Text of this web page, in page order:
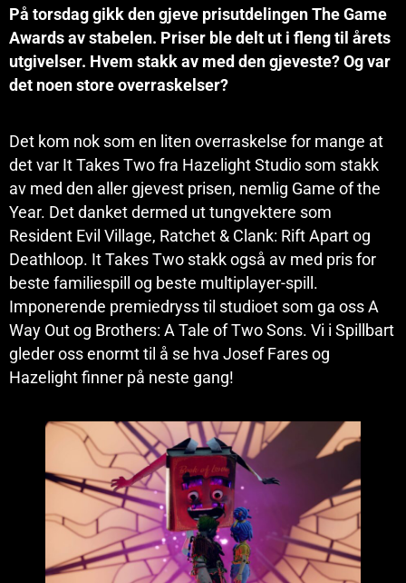
På torsdag gikk den gjeve prisutdelingen The Game
Awards av stabelen. Priser ble delt ut i fleng til årets
utgivelser. Hvem stakk av med den gjeveste? Og var
det noen store overraskelser?
Det kom nok som en liten overraskelse for mange at
det var It Takes Two fra Hazelight Studio som stakk
av med den aller gjevest prisen, nemlig Game of the
Year. Det danket dermed ut tungvektere som
Resident Evil Village, Ratchet & Clank: Rift Apart og
Deathloop. It Takes Two stakk også av med pris for
beste familiespill og beste multiplayer-spill.
Imponerende premiedryss til studioet som ga oss A
Way Out og Brothers: A Tale of Two Sons. Vi i Spillbart
gleder oss enormt til å se hva Josef Fares og
Hazelight finner på neste gang!